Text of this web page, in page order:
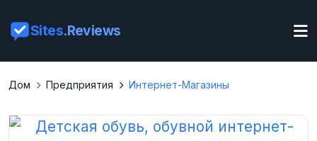
Sites.Reviews
Дом Предприятия Интернет-Магазины